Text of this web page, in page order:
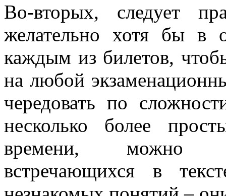
Во-вторых, следует
желательно хотя бы в
каждым из билетов,
на любой
чередовать по
несколько более
времени, можно
встречающихся в